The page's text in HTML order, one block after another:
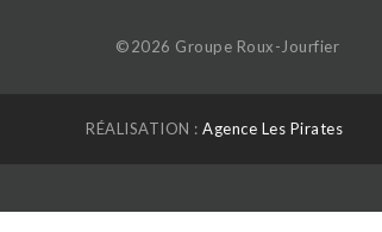
©2026 Groupe Roux-Jourfier
RÉALISATION : Agence Les Pirates